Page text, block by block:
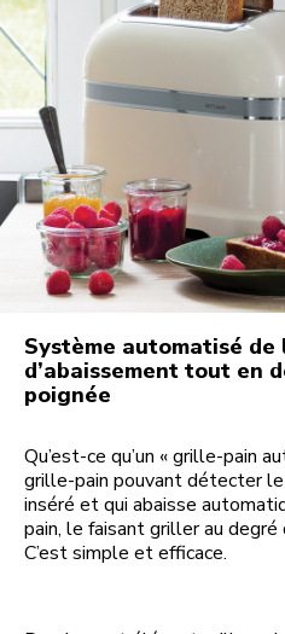
Système automatisé
d’abaissement tout en
poignée
Qu’est-ce qu’un « grille-pain
grille-pain pouvant détecter
inséré et qui abaisse
pain, le faisant griller au degré
C’est simple et efficace.